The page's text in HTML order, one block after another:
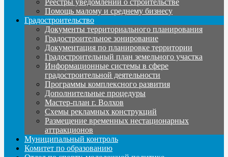
Помощь малому и среднему бизнесу
Градостроительство
Документы территориального планирования
Градостроительное зонирование
Документация по планировке территории
Градостроительный план земельного участка
Информационные системы в сфере
градостроительной деятельности
Программы комплексного развития
Дополнительные процедуры
Мастер-план г. Волхов
Схемы рекламных конструкций
Размещение временных нестационарных
аттракционов
Муниципальный контроль
Комитет по образованию